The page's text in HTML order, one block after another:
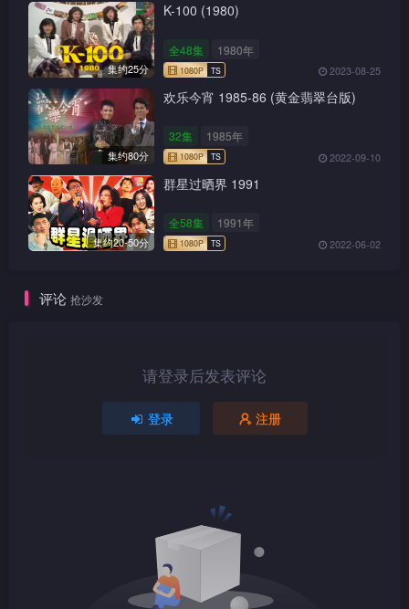
1080P
集约25分
K-100 (1980)
全48集 1980年
1080P TS
2023-08-25
集约80分
欢乐今宵 1985-86 (黄金翡翠台版)
32集 1985年
2022-09-10
集约20-50分
群星过晒界 1991
全58集 1991年
2022-06-02
评论 抢沙发
请登录后发表评论
登录 注册